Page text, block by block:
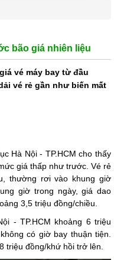
bão giá nhiên liệu
vé máy bay từ đầu
vé rẻ gần như biến mất
Hà Nội - TP.HCM cho thấy
giá thấp như trước. Vé rẻ
thường rơi vào khung giờ
giờ trong ngày, giá dao
3,5 triệu đồng/chiều.
- TP.HCM khoảng 6 triệu
có giờ bay thuận tiện.
triệu đồng/khứ hồi trở lên.